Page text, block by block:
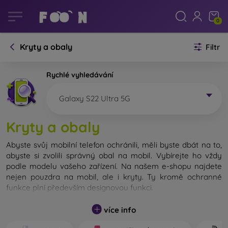
0
Kryty a obaly Filtr
Rychlé vyhledávání
Galaxy S22 Ultra 5G
Kryty a obaly
Abyste svůj mobilní telefon ochránili, měli byste dbát na to,
abyste si zvolili správný obal na mobil. Vybírejte ho vždy
podle modelu vašeho zařízení. Na našem e-shopu najdete
nejen pouzdra na mobil, ale i kryty. Ty kromě ochranné
funkce plní především designovou funkci.
Kryt na mobil můžeme také nazvat zadní kryt. Je určen na
ochranu zadní části telefonu. Jednotlivé kryty na mobil se
více info